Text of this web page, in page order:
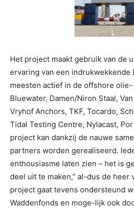
Het project maakt gebruik van de
ervaring van een indrukwekkende
meesten actief in de offshore
Bluewater, Damen/Niron Staal,
Vryhof Anchors, TKF, Tocardo,
Tidal Testing Centre, Nylacast,
project kan dankzij de nauwe
partners worden gerealiseerd.
enthousiasme laten zien – het is
deel uit te maken,” al-dus de heer
project gaat tevens ondersteund
Waddenfonds en moge-lijk ook